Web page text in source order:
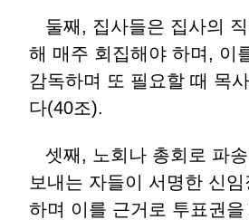
둘째, 집사들은 집사의 직
해 매주 회집해야 하며, 이
감독하며 또 필요할 때 목
다(40조).
셋째, 노회나 총회로 파
보내는 자들이 서명한 신
하며 이를 근거로 투표권을